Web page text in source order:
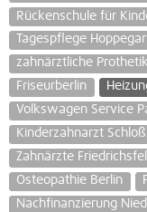
Rückenschule für
Tagespflege
zahnärztliche Prothetik
Friseurberlin
Volkswagen Service
Kinderzahnarzt
Zahnärzte
Osteopathie Berlin
Nachfinanzierung